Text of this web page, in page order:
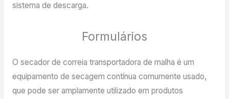
sistema de descarga.
Formulários
O secador de correia transportadora de malha é um
equipamento de secagem contínua comumente usado,
que pode ser amplamente utilizado em produtos